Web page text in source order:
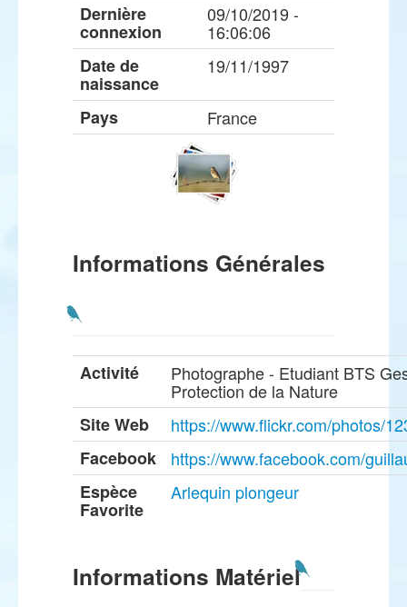
Dernière
connexion
09/10/2019 -
16:06:06
Date de
naissance
19/11/1997
Pays France
Informations Générales
Activité Photographe - Etudiant BTS
Protection de la Nature
Site Web
https://www.flickr.com/photos/
Facebook
https://www.facebook.com/
Espèce
Favorite
Arlequin plongeur
Informations Matériel